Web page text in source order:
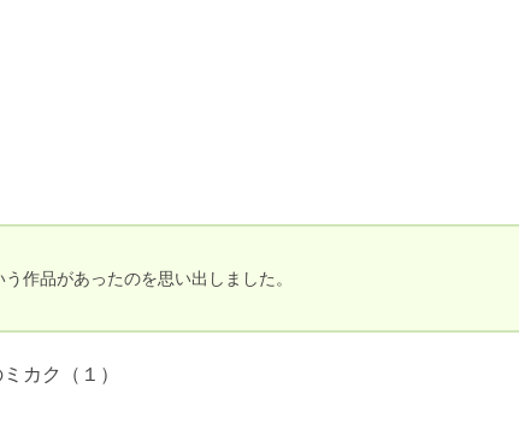
作品があったのを思い出しました。
カク（１）